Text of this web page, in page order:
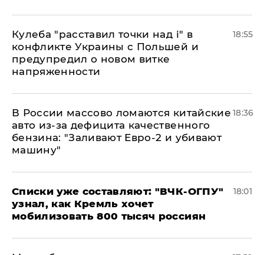
Кулеба "расставил точки над і" в
конфликте Украины с Польшей и
предупредил о новом витке
напряженности
18:55
В России массово ломаются китайские
авто из-за дефицита качественного
бензина: "Заливают Евро-2 и убивают
машину"
18:36
Списки уже составляют: "ВЧК-ОГПУ"
узнал, как Кремль хочет
мобилизовать 800 тысяч россиян
18:01